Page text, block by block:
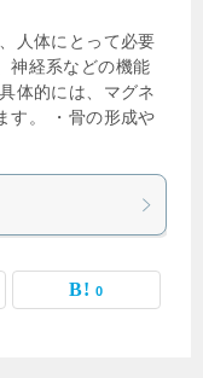
人体にとって必要
神経系などの機能
体的には、マグネ
す。 ・骨の形成や
0